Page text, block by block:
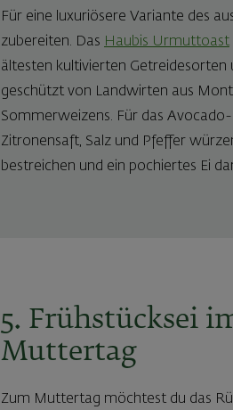
Für eine luxuriösere Variante des
zubereiten. Das Haubis Urmuttoast
ältesten kultivierten
geschützt von Landwirten aus
Sommerweizens. Für das
Zitronensaft, Salz und Pfeffer
bestreichen und ein pochiertes Ei
5. Frühstücksei
Muttertag
Zum Muttertag möchtest du das